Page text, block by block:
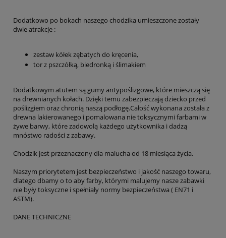
Dodatkowo po bokach naszego chodzika umieszczone zostały
dwie atrakcje :
zestaw kółek zębatych do kręcenia,
tor z pszczółką, biedronką i ślimakiem
Dodatkowym atutem są gumy antypoślizgowe, które mieszczą się
na drewnianych kołach. Dzięki temu zabezpieczają dziecko przed
poślizgiem oraz chronią naszą podłogę.Całość wykonana została z
drewna lakierowanego i pomalowana nie toksycznymi farbami w
żywe barwy, które zadowolą każdego użytkownika i dadzą
mnóstwo radości z zabawy.
Chodzik jest przeznaczony dla malucha od 18 miesiąca życia.
Naszym priorytetem jest bezpieczeństwo i jakość naszego towaru,
dlatego dbamy o to aby farby, którymi malujemy nasze zabawki
nie były toksyczne i spełniały normy bezpieczeństwa ( EN71 i
ASTM).
DANE TECHNICZNE